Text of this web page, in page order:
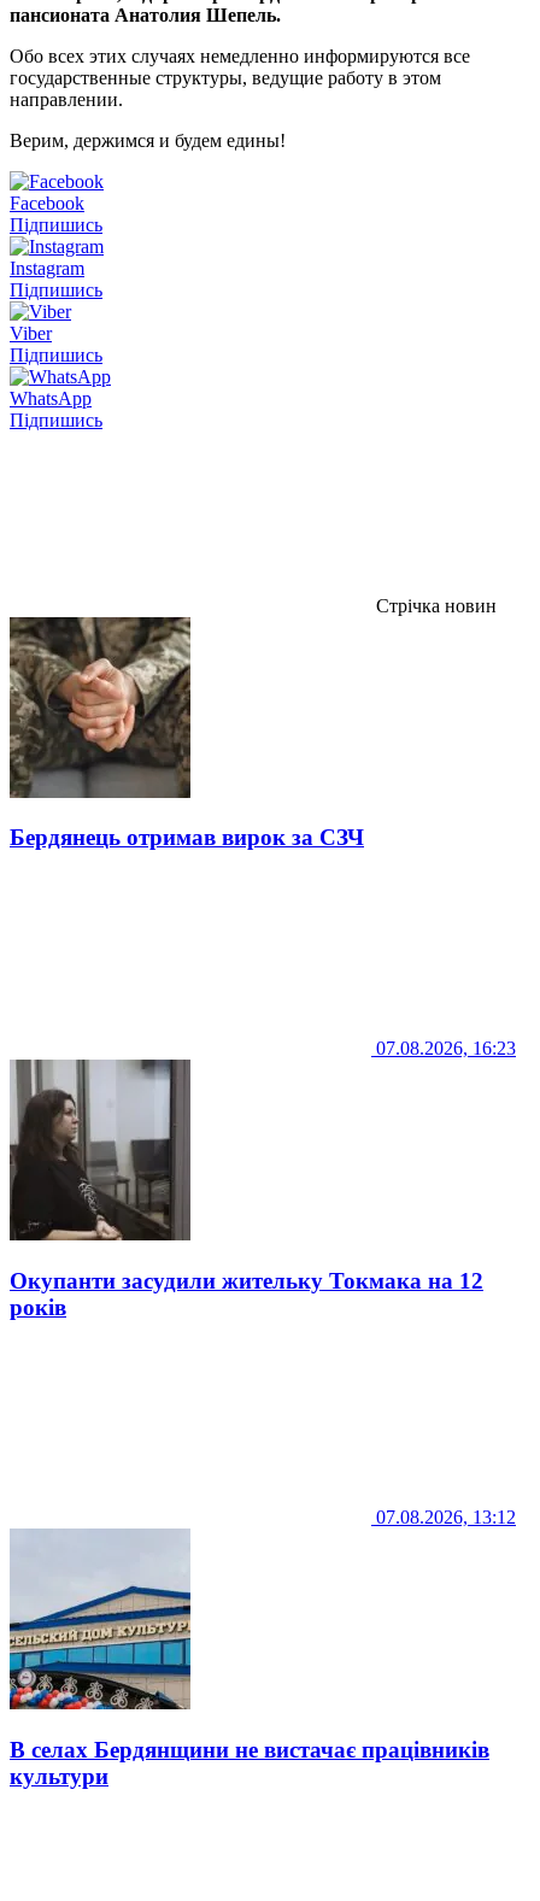
пансионата Анатолия Шепель.
Обо всех этих случаях немедленно информируются все
государственные структуры, ведущие работу в этом
направлении.
Верим, держимся и будем едины!
Facebook
Підпишись
Instagram
Підпишись
Viber
Підпишись
WhatsApp
Підпишись
Стрічка новин
Бердянець отримав вирок за СЗЧ
07.08.2026, 16:23
Окупанти засудили жительку Токмака на 12
років
07.08.2026, 13:12
В селах Бердянщини не вистачає працівників
культури